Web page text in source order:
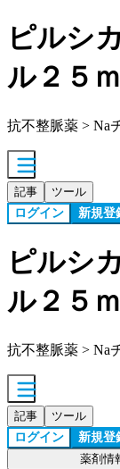
ピルシ
ル２５
抗不整脈薬 > Na
記事 ツール
ログイン 新規登
ピルシ
ル２５
抗不整脈薬 > Na
記事 ツール
ログイン 新規登
薬剤情